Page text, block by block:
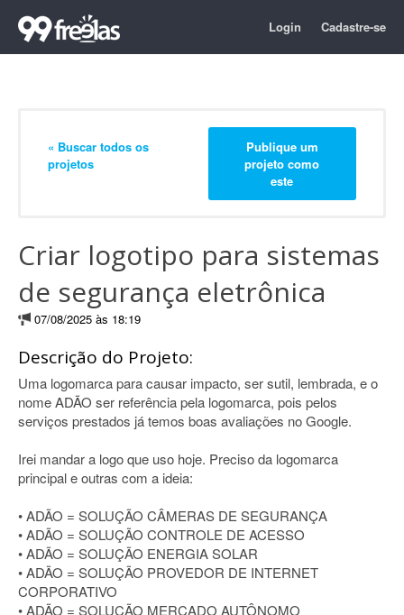
Login Cadastre-se
« Buscar todos os
projetos
Publique um
projeto como
este
Criar logotipo para sistemas
de segurança eletrônica
07/08/2025 às 18:19
Descrição do Projeto:
Uma logomarca para causar impacto, ser sutil, lembrada, e o
nome ADÃO ser referência pela logomarca, pois pelos
serviços prestados já temos boas avaliações no Google.
Irei mandar a logo que uso hoje. Preciso da logomarca
principal e outras com a ideia:
• ADÃO = SOLUÇÃO CÂMERAS DE SEGURANÇA
• ADÃO = SOLUÇÃO CONTROLE DE ACESSO
• ADÃO = SOLUÇÃO ENERGIA SOLAR
• ADÃO = SOLUÇÃO PROVEDOR DE INTERNET
CORPORATIVO
• ADÃO = SOLUÇÃO MERCADO AUTÔNOMO